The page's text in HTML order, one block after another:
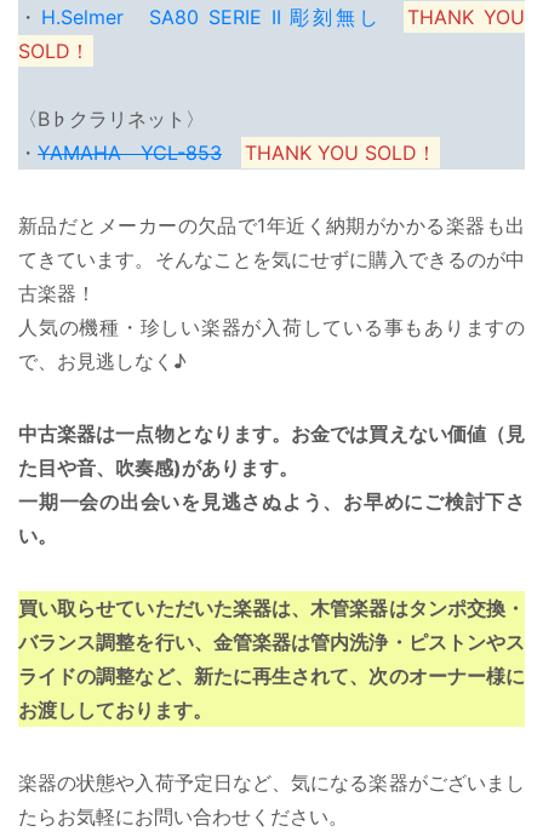
・ H.Selmer SA80 SERIE II 彫刻無し
THANK YOU
SOLD！
〈B♭クラリネット〉
・ YAMAHA YCL-853 THANK YOU SOLD！
新品だとメーカーの欠品で1年近く納期がかかる楽器も出
てきています。そんなことを気にせずに購入できるのが中
古楽器！
人気の機種・珍しい楽器が入荷している事もありますの
で、お見逃しなく♪
中古楽器は一点物となります。お金では買えない価値（見
た目や音、吹奏感)があります。
一期一会の出会いを見逃さぬよう、お早めにご検討下さ
い。
買い取らせていただいた楽器は、木管楽器はタンポ交換・
バランス調整を行い、金管楽器は管内洗浄・ピストンやス
ライドの調整など、新たに再生されて、次のオーナー様に
お渡ししております。
楽器の状態や入荷予定日など、気になる楽器がございまし
たらお気軽にお問い合わせください。